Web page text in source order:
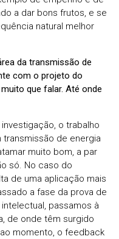
a dar bons frutos, e se
natural melhor
da transmissão de
com o projeto do
que falar. Até onde
o trabalho
de energia
muito bom, a par
só. No caso do
de uma aplicação mais
a fase da prova de
passamos à
de onde têm surgido
momento, o feedback